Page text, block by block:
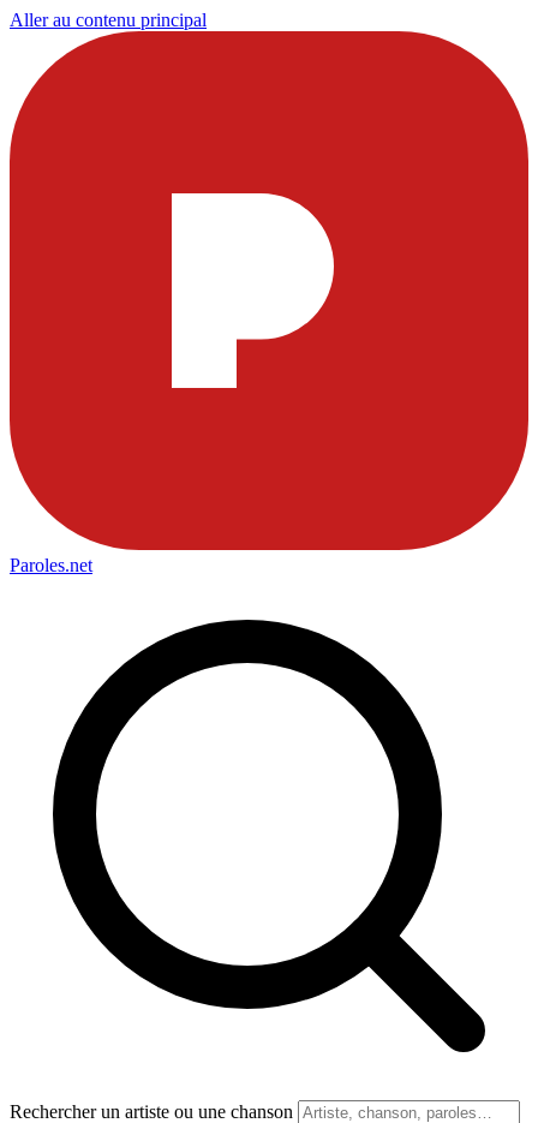
Aller au contenu principal
Paroles.net
Rechercher un artiste ou une chanson